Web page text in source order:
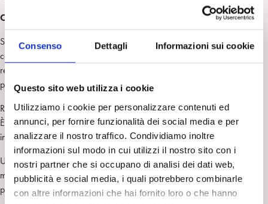
Consenso Dettagli Informazioni sui cookie
Questo sito web utilizza i cookie
Utilizziamo i cookie per personalizzare contenuti ed
annunci, per fornire funzionalità dei social media e per
analizzare il nostro traffico. Condividiamo inoltre
informazioni sul modo in cui utilizzi il nostro sito con i
nostri partner che si occupano di analisi dei dati web,
pubblicità e social media, i quali potrebbero combinarle
con altre informazioni che hai fornito loro o che hanno
Che cosa significa, in psicoanalisi, essere flessibili?
Significa mantenere un equilibrio tra tradizione e innovazione. Vuol dire
conoscere profondamente la storia e la teoria psicoanalitica, ma anche
restare aperti alle nuove situazioni che continuamente emergono e che
possono mettere alla prova i nostri modelli teorici.
Raccontavo oggi di un mio paziente che lavora nel settore tecnologico.
È un hacker professionista: viene incaricato da aziende e banche di
individuare le vulnerabilità dei loro sistemi di sicurezza.
Un giorno mi disse: «Mi vergogno a raccontarle una cosa che mia
moglie non sa. Utilizzo l’intelligenza artificiale per costruire scene
pornografiche».